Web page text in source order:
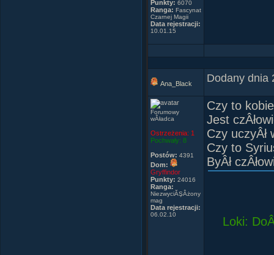
Maybe,
Did it ever
Punkty: 6070
Ranga: Fascynat
Czarnej Magii
Data rejestracji:
10.01.15
Ana_Black Dodany dnia
Forumowy
wÂładca
Ostrzeżenia: 1
Pochwały: 8
Postów: 4391
Dom:
Gryffindor
Punkty: 24016
Ranga:
NiezwyciĂŞÂżony
mag
Data rejestracji:
06.02.10
Czy to
Jest
Czy uczyÂł
Czy to
ByÂł
Loki: